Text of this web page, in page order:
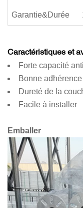
Garantie&Durée
Caractéristiques et
Forte capacité
Bonne adhérence
Dureté de la
Facile à installer
Emballer